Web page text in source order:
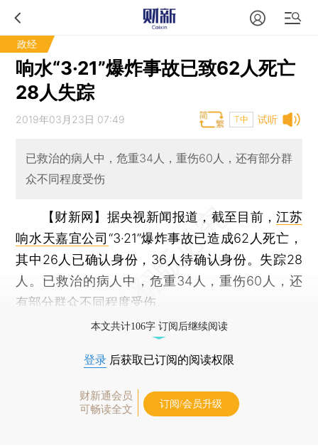
政经
响水“3·21”爆炸事故已致62人死亡
28人失踪
试听
2019年03月23日 07:49 T中
已救治的病人中，危重34人，重伤60人，还有部分群
众不同程度受伤
【财新网】 据央视新闻报道，截至目前，江苏
响水天嘉宜公司 “3·21”爆炸事故已造成62人死亡，
其中26人已确认身份，36人待确认身份。失踪28
人。已救治的病人中，危重34人，重伤60人，还
有部分群众不同程度受伤。
本文共计106字 订阅后继续阅读
登录 后获取已订阅的阅读权限
财新通会员
可畅读全文
订阅/会员升级